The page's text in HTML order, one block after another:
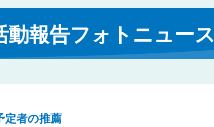
動報告フォトニュース
者の推薦